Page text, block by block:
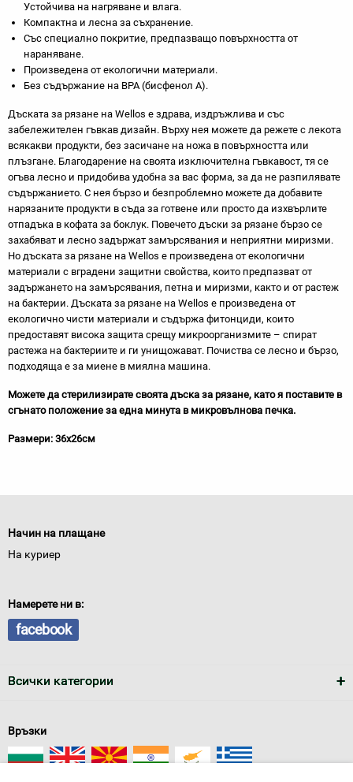
Устойчива на нагряване и влага.
Компактна и лесна за съхранение.
Със специално покритие, предпазващо повърхността от
нараняване.
Произведена от екологични материали.
Без съдържание на ВРА (бисфенол А).
Дъската за рязане на Wellos е здрава, издръжлива и със
забележителен гъвкав дизайн. Върху нея можете да режете с лекота
всякакви продукти, без засичане на ножа в повърхността или
плъзгане. Благодарение на своята изключителна гъвкавост, тя се
огъва лесно и придобива удобна за вас форма, за да не разпилявате
съдържанието. С нея бързо и безпроблемно можете да добавите
нарязаните продукти в съда за готвене или просто да изхвърлите
отпадъка в кофата за боклук. Повечето дъски за рязане бързо се
захабяват и лесно задържат замърсявания и неприятни миризми.
Но дъската за рязане на Wellos е произведена от екологични
материали с вградени защитни свойства, които предпазват от
задържането на замърсявания, петна и миризми, както и от растеж
на бактерии. Дъската за рязане на Wellos е произведена от
екологично чисти материали и съдържа фитонциди, които
предоставят висока защита срещу микроорганизмите – спират
растежа на бактериите и ги унищожават. Почиства се лесно и бързо,
подходяща е за миене в миялна машина.
Можете да стерилизирате своята дъска за рязане, като я поставите в
сгънато положение за една минута в микровълнова печка.
Размери: 36х26см
Начин на плащане
На куриер
Намерете ни в:
facebook
Всички категории
Връзки